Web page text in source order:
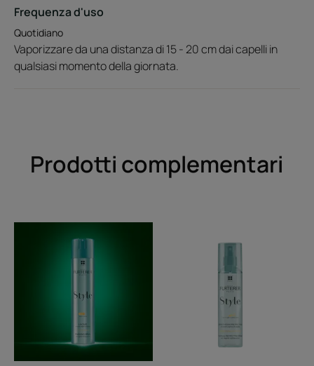
Frequenza d'uso
Quotidiano
Vaporizzare da una distanza di 15 - 20 cm dai capelli in
qualsiasi momento della giornata.
Prodotti complementari
termo-